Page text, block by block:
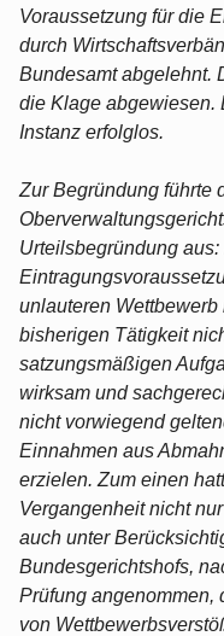
Voraussetzung für die
durch
Bundesamt abgelehnt.
die Klage abgewiesen.
Instanz erfolglos.
Zur Begründung führte
Urteilsbegründung
unlauteren
bisherigen Tätigkeit
satzungsmäßigen
wirksam und
nicht vorwiegend
Einnahmen aus
erzielen. Zum einen
Vergangenheit nicht
auch unter
Bundesgerichtshofs,
Prüfung angenommen,
von